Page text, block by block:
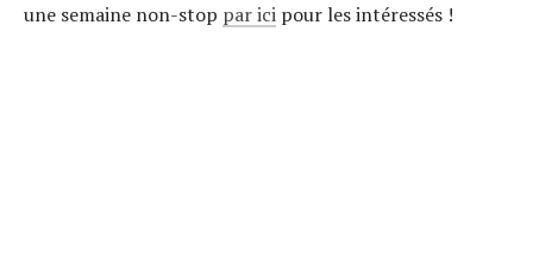
une semaine non-stop par ici pour les intéressés !